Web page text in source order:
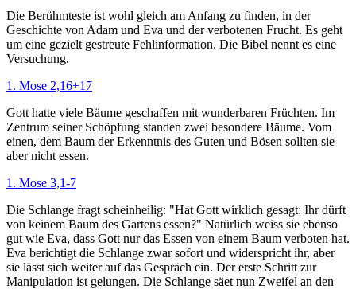
Die Berühmteste ist wohl gleich am Anfang zu finden, in der
Geschichte von Adam und Eva und der verbotenen Frucht. Es geht
um eine gezielt gestreute Fehlinformation. Die Bibel nennt es eine
Versuchung.
1. Mose 2,16+17
Gott hatte viele Bäume geschaffen mit wunderbaren Früchten. Im
Zentrum seiner Schöpfung standen zwei besondere Bäume. Vom
einen, dem Baum der Erkenntnis des Guten und Bösen sollten sie
aber nicht essen.
1. Mose 3,1-7
Die Schlange fragt scheinheilig: "Hat Gott wirklich gesagt: Ihr dürft
von keinem Baum des Gartens essen?" Natürlich weiss sie ebenso
gut wie Eva, dass Gott nur das Essen von einem Baum verboten hat.
Eva berichtigt die Schlange zwar sofort und widerspricht ihr, aber
sie lässt sich weiter auf das Gespräch ein. Der erste Schritt zur
Manipulation ist gelungen. Die Schlange säet nun Zweifel an den